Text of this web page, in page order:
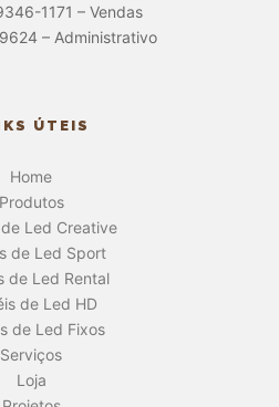
1171 – Vendas
– Administrativo
ÚTEIS
Home
Produtos
Led Creative
de Led Sport
de Led Rental
de Led HD
de Led Fixos
Serviços
Loja